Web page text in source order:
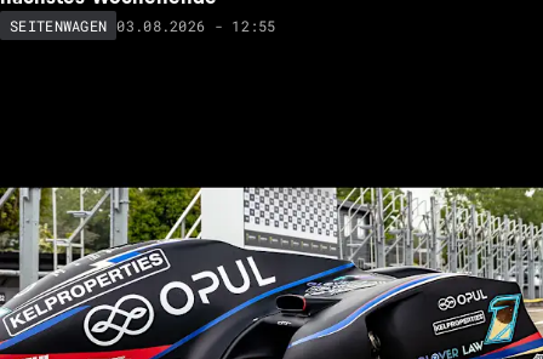
SEITENWAGEN 03.08.2026 - 12:55